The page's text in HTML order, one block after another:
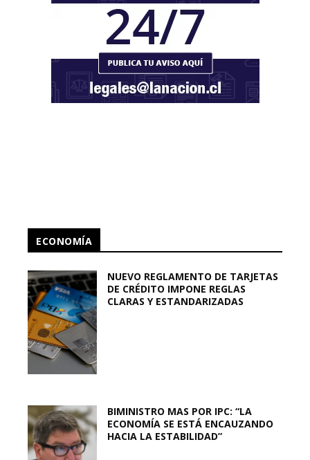
ECONOMÍA
NUEVO REGLAMENTO DE TARJETAS
DE CRÉDITO IMPONE REGLAS
CLARAS Y ESTANDARIZADAS
BIMINISTRO MAS POR IPC: “LA
ECONOMÍA SE ESTÁ ENCAUZANDO
HACIA LA ESTABILIDAD”